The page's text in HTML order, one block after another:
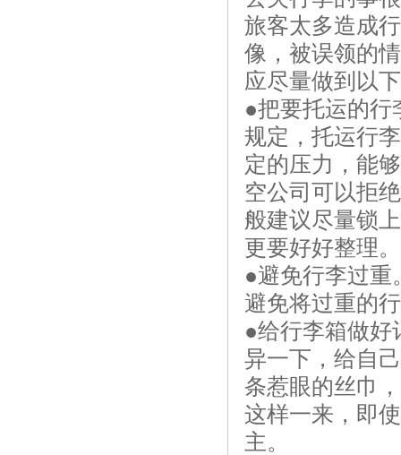
旅客太多造成
像，被误领的
应尽量做到以
●把要托运的行
规定，托运行
定的压力，能
空公司可以拒
般建议尽量锁
更要好好整理。
●避免行李过重
避免将过重的
●给行李箱做好
异一下，给自
条惹眼的丝巾
这样一来，即
主。